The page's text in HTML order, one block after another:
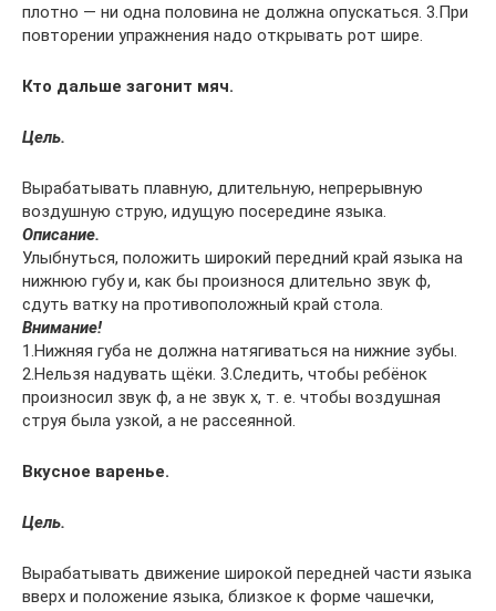
плотно — ни одна половина не должна опускаться. 3.При
повторении упражнения надо открывать рот шире.
Кто дальше загонит мяч.
Цель.
Вырабатывать плавную, длительную, непрерывную
воздушную струю, идущую посередине языка.
Описание.
Улыбнуться, положить широкий передний край языка на
нижнюю губу и, как бы произнося длительно звук ф,
сдуть ватку на противоположный край стола.
Внимание!
1.Нижняя губа не должна натягиваться на нижние зубы.
2.Нельзя надувать щёки. 3.Следить, чтобы ребёнок
произносил звук ф, а не звук х, т. е. чтобы воздушная
струя была узкой, а не рассеянной.
Вкусное варенье.
Цель.
Вырабатывать движение широкой передней части языка
вверх и положение языка, близкое к форме чашечки,